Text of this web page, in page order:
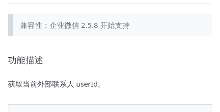
兼容性：企业微信 2.5.8 开始支持
功能描述
获取当前外部联系人 userId。